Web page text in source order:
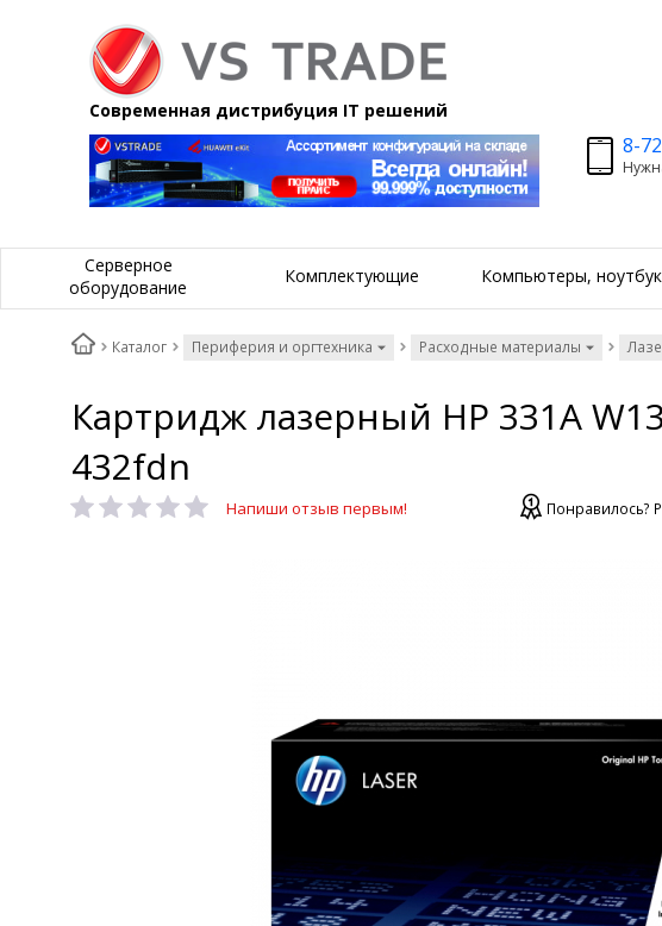
Современная дистрибуция IT решений
8-
Серверное
оборудование
Комплектующие Компьютеры,
Каталог Периферия и оргтехника Расходные материалы
Картридж лазерный HP 331A
432fdn
Напиши отзыв первым! Понравилось?